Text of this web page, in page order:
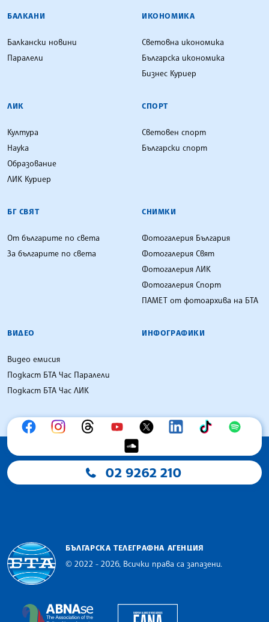
БАЛКАНИ
Балкански новини
Паралели
ИКОНОМИКА
Световна икономика
Българска икономика
Бизнес Куриер
ЛИК
Култура
Наука
Образование
ЛИК Куриер
СПОРТ
Световен спорт
Български спорт
БГ СВЯТ
От българите по света
За българите по света
СНИМКИ
Фотогалерия България
Фотогалерия Свят
Фотогалерия ЛИК
Фотогалерия Спорт
ПАМЕТ от фотоархива на БТА
ВИДЕО
Видео емисия
Подкаст БТА Час Паралели
Подкаст БТА Час ЛИК
ИНФОГРАФИКИ
02 9262 210
БЪЛГАРСКА ТЕЛЕГРАФНА АГЕНЦИЯ
© 2022 - 2026, Всички права са запазени.
The Assocoation of the Balkan News Agencies